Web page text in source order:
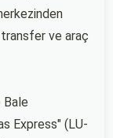
transfer ve araç
Bale
Express" (LU-